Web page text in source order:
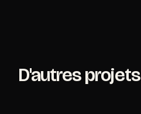
D'autres projets